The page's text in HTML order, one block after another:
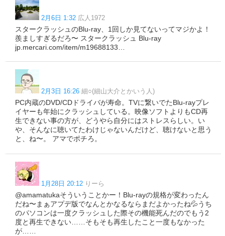
2月6日 1:32 広人1972
スタークラッシュのBlu-ray、1回しか見てないってマジかよ！
羨ましすぎるだろ〜 スタークラッシュ Blu-ray
jp.mercari.com/item/m19688133…
2月3日 16:26 細○(細山大介とかいう人)
PC内蔵のDVD/CDドライバが寿命。TVに繋いでたBlu-rayプレ
イヤーも年始にクラッシュしている。映像ソフトよりもCD再
生できない事の方が、どうやら自分にはストレスらしい。い
や、そんなに聴いてたわけじゃないんだけど、聴けないと思う
と、ね〜。 アマでポチろ。
1月28日 20:12 りーら
@amamatukaそういうことかー！Blu-rayの規格が変わったん
だね〜まぁアプデ版でなんとかなるならまだよかったね💦うち
のパソコンは一度クラッシュした際その機能死んだのでもう2
度と再生できない……そもそも再生したこと一度もなかった
が……